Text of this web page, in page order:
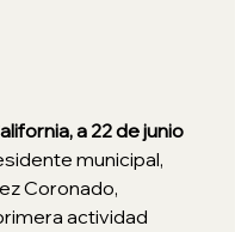
a 22 de junio
municipal,
Coronado,
actividad